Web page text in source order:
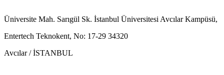
Üniversite Mah. Sarıgül Sk. İstanbul Üniversitesi Avcılar Kampüsü,
Entertech Teknokent, No: 17-29 34320
Avcılar / İSTANBUL